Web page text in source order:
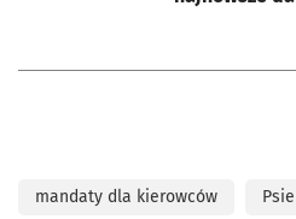
mandaty dla kierowców